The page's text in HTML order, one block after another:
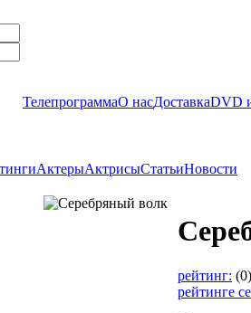
ТелепрограммаО насДоставкаDVD
АктерыАктрисыСтатьиНовости
рейтинг:
рейтинге